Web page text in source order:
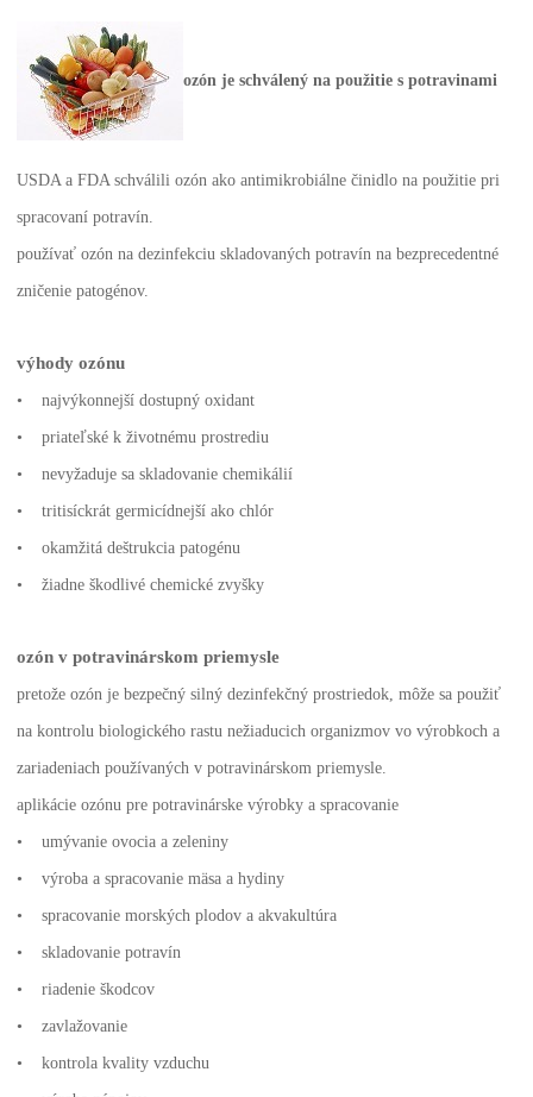
ozón je schválený na použitie s potravinami
USDA a FDA schválili ozón ako antimikrobiálne činidlo na použitie pri
spracovaní potravín.
používať ozón na dezinfekciu skladovaných potravín na bezprecedentné
zničenie patogénov.
výhody ozónu
• najvýkonnejší dostupný oxidant
• priateľské k životnému prostrediu
• nevyžaduje sa skladovanie chemikálií
• tritisíckrát germicídnejší ako chlór
• okamžitá deštrukcia patogénu
• žiadne škodlivé chemické zvyšky
ozón v potravinárskom priemysle
pretože ozón je bezpečný silný dezinfekčný prostriedok, môže sa použiť
na kontrolu biologického rastu nežiaducich organizmov vo výrobkoch a
zariadeniach používaných v potravinárskom priemysle.
aplikácie ozónu pre potravinárske výrobky a spracovanie
• umývanie ovocia a zeleniny
• výroba a spracovanie mäsa a hydiny
• spracovanie morských plodov a akvakultúra
• skladovanie potravín
• riadenie škodcov
• zavlažovanie
• kontrola kvality vzduchu